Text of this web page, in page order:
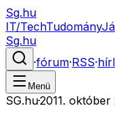
Sg.hu
IT/TechTudomány
Sg.hu
·fórum·RSS·
Menü
SG.hu·2011. október